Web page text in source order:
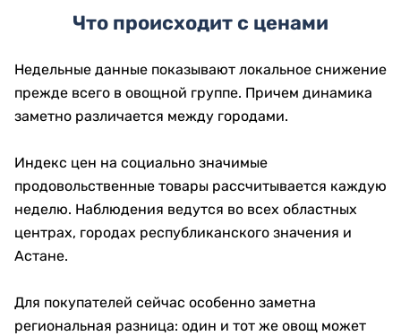
Что происходит с ценами
Недельные данные показывают локальное снижение
прежде всего в овощной группе. Причем динамика
заметно различается между городами.
Индекс цен на социально значимые
продовольственные товары рассчитывается каждую
неделю. Наблюдения ведутся во всех областных
центрах, городах республиканского значения и
Астане.
Для покупателей сейчас особенно заметна
региональная разница: один и тот же овощ может